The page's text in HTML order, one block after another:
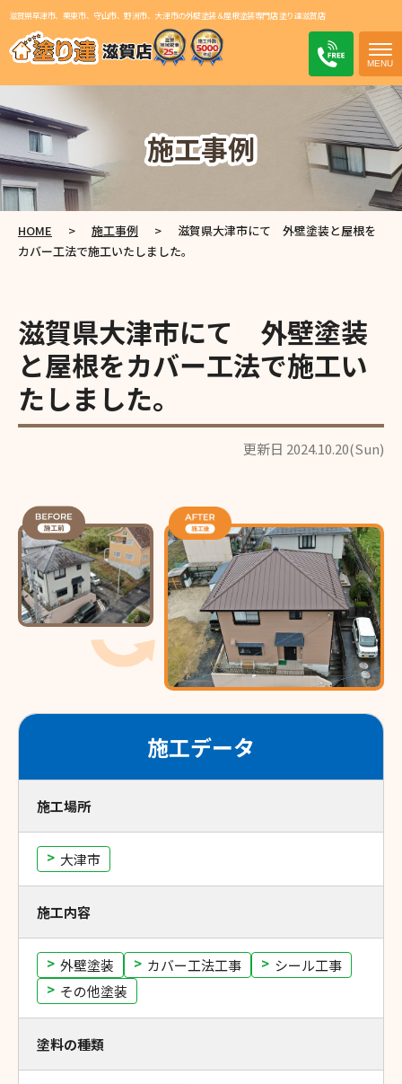
滋賀県草津市、栗東市、守山市、野洲市、大津市の外壁塗装＆屋根塗装専門店 塗り達滋賀店
電話
施工事例
HOME > 施工事例 >
滋賀県大津市にて 外壁塗装と屋根を
カバー工法で施工いたしました。
滋賀県大津市にて 外壁塗装
と屋根をカバー工法で施工い
たしました。
更新日 2024.10.20(Sun)
施工データ
施工場所
大津市
施工内容
外壁塗装 カバー工法工事
シール工事
その他塗装
塗料の種類